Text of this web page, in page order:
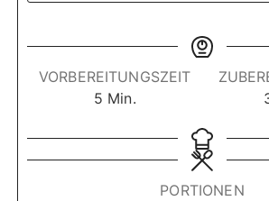
VORBEREITUNGSZEIT
5M
n
u
Min.
PORTIONEN